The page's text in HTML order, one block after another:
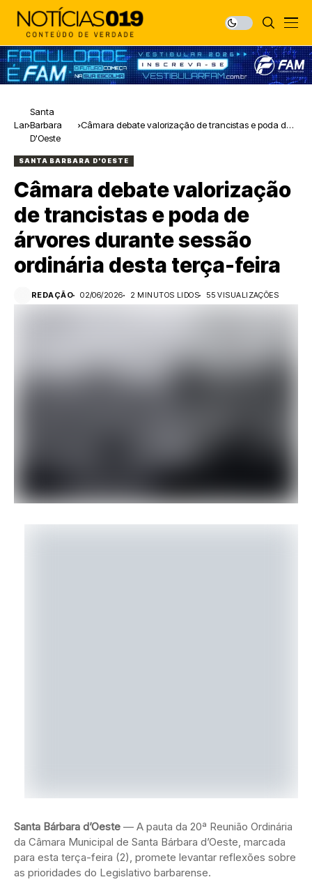
Lar
Santa
Barbara
D'Oeste
Câmara debate valorização de trancistas e poda de
SANTA BARBARA D'OESTE
Câmara debate valorização
de trancistas e poda de
árvores durante sessão
ordinária desta terça-feira
REDAÇÃO 02/06/2026 2 MINUTOS LIDOS 55 VISUALIZAÇÕES
Santa Bárbara d’Oeste — A pauta da 20ª Reunião Ordinária
da Câmara Municipal de Santa Bárbara d’Oeste, marcada
para esta terça-feira (2), promete levantar reflexões sobre
as prioridades do Legislativo barbarense.